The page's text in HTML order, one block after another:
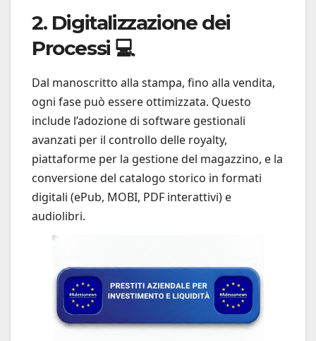
2. Digitalizzazione dei
Processi 💻
Dal manoscritto alla stampa, fino alla vendita,
ogni fase può essere ottimizzata. Questo
include l’adozione di software gestionali
avanzati per il controllo delle royalty,
piattaforme per la gestione del magazzino, e la
conversione del catalogo storico in formati
digitali (ePub, MOBI, PDF interattivi) e
audiolibri.